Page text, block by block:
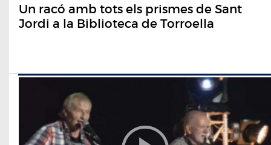
Un racó amb tots els prismes de Sant
Jordi a la Biblioteca de Torroella